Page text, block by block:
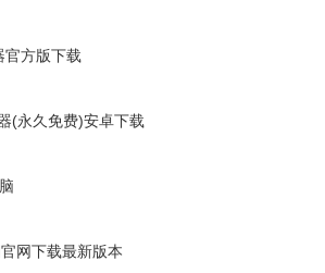
官方版下载
(永久免费)安卓下载
网下载最新版本